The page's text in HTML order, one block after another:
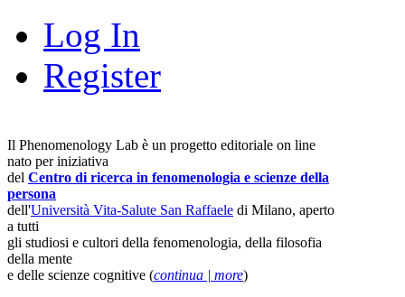
Log In
Register
Il Phenomenology Lab è un progetto editoriale on line
nato per iniziativa
del Centro di ricerca in fenomenologia e scienze della
persona
dell'Università Vita-Salute San Raffaele di Milano, aperto
a tutti
gli studiosi e cultori della fenomenologia, della filosofia
della mente
e delle scienze cognitive (continua | more)